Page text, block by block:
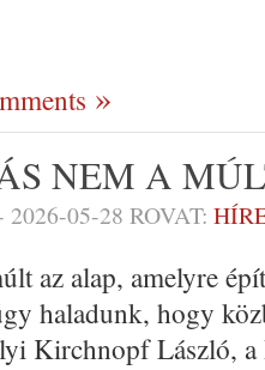
NEM A
2026-05-28 ROVAT:
az alap, amelyre
haladunk, hogy
Kirchnopf László, a